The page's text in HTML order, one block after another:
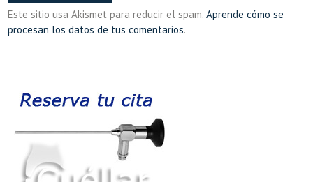
Este sitio usa Akismet para reducir el spam.Aprende cómo se
procesan los datos de tus comentarios.